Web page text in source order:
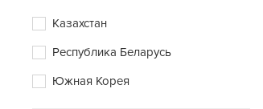
Казахстан
Республика Беларусь
Южная Корея